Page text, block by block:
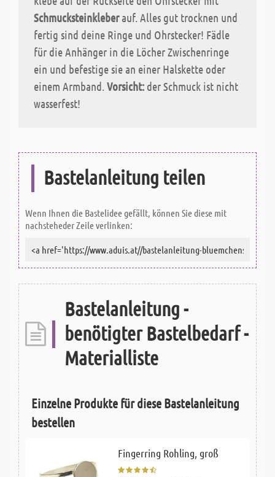
Schmucksteinkleberauf. Alles gut trocknen und
fertig sind deine Ringe und Ohrstecker! Fädle
für die Anhänger in die Löcher Zwischenringe
ein und befestige sie an einer Halskette oder
einem Armband. Vorsicht: der Schmuck ist nicht
wasserfest!
Bastelanleitung teilen
Wenn Ihnen die Bastelidee gefällt, können Sie diese mit
nachsteheder Zeile verlinken:
Bastelanleitung -
benötigter Bastelbedarf -
Materialliste
Einzelne Produkte für diese Bastelanleitung
bestellen
Fingerring Rohling, groß